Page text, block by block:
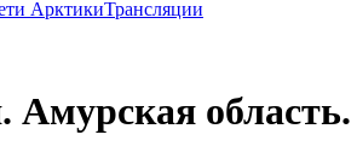
АрктикиТрансляции